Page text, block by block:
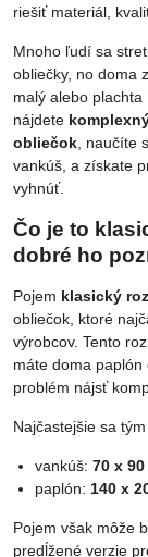
riešiť materiál,
Mnoho ľudí sa
obliečky, no doma
malý alebo
nájdete
obliečok , naučíte
vankúš, a získate
vyhnúť.
Čo je to
dobré ho
Pojem klasický
obliečok, ktoré
výrobcov. Tento
máte doma
problém nájsť
Najčastejšie sa
vankúš: 70 x
paplón: 140 x
Pojem však môže
predĺžené verzie